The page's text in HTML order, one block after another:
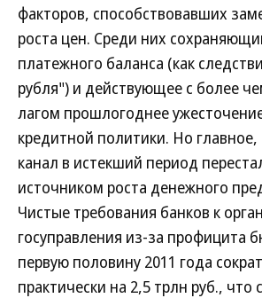
факторов, способствовавших
роста цен. Среди них
платежного баланса (как
рубля") и действующее с более
лагом прошлогоднее
кредитной политики. Но
канал в истекший период
источником роста денежного
Чистые требования банков к
госуправления из-за профицита
первую половину 2011 года
практически на 2,5 трлн руб., что